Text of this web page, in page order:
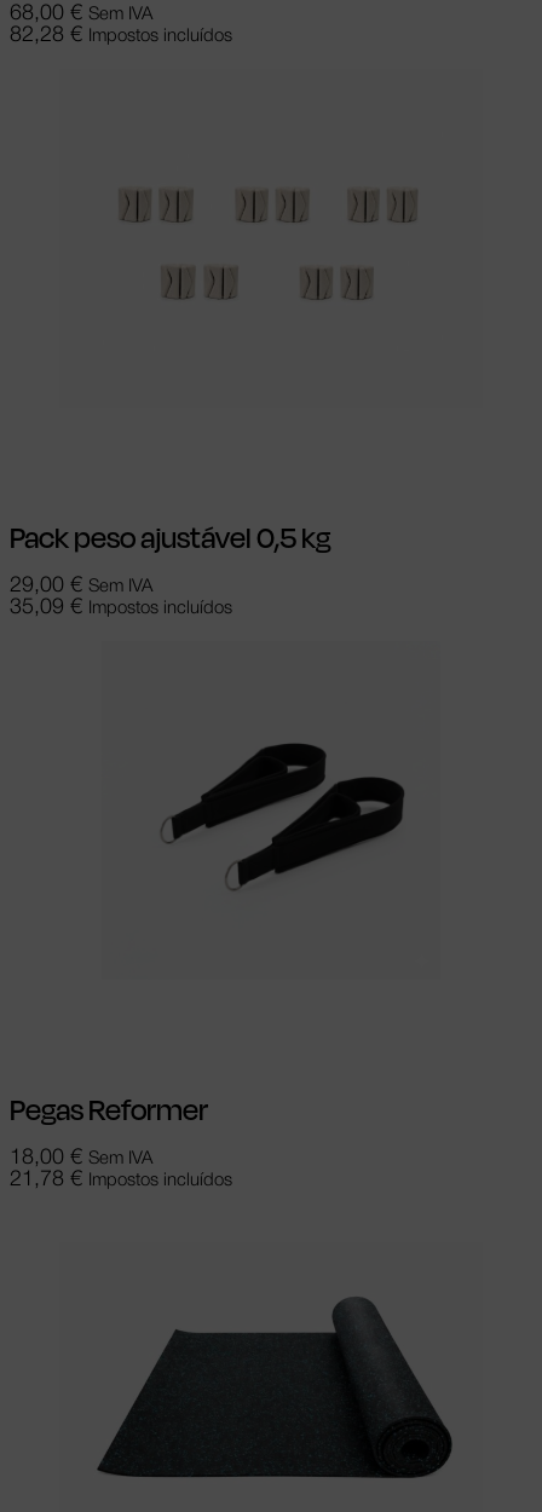
68,00 € Sem IVA
82,28 € Impostos incluídos
Pack peso ajustável 0,5 kg
29,00 € Sem IVA
35,09 € Impostos incluídos
Pegas Reformer
18,00 € Sem IVA
21,78 € Impostos incluídos